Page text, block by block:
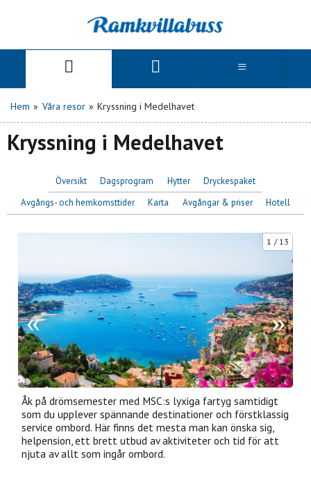
Hem » Våra resor » Kryssning i Medelhavet
Kryssning i Medelhavet
Översikt Dagsprogram Hytter
Dryckespaket
Avgångs- och hemkomsttider
Karta Avgångar & priser Hotell
1 13
Åk på drömsemester med MSC:s lyxiga fartyg samtidigt
som du upplever spännande destinationer och förstklassig
service ombord. Här finns det mesta man kan önska sig,
helpension, ett brett utbud av aktiviteter och tid för att
njuta av allt som ingår ombord.